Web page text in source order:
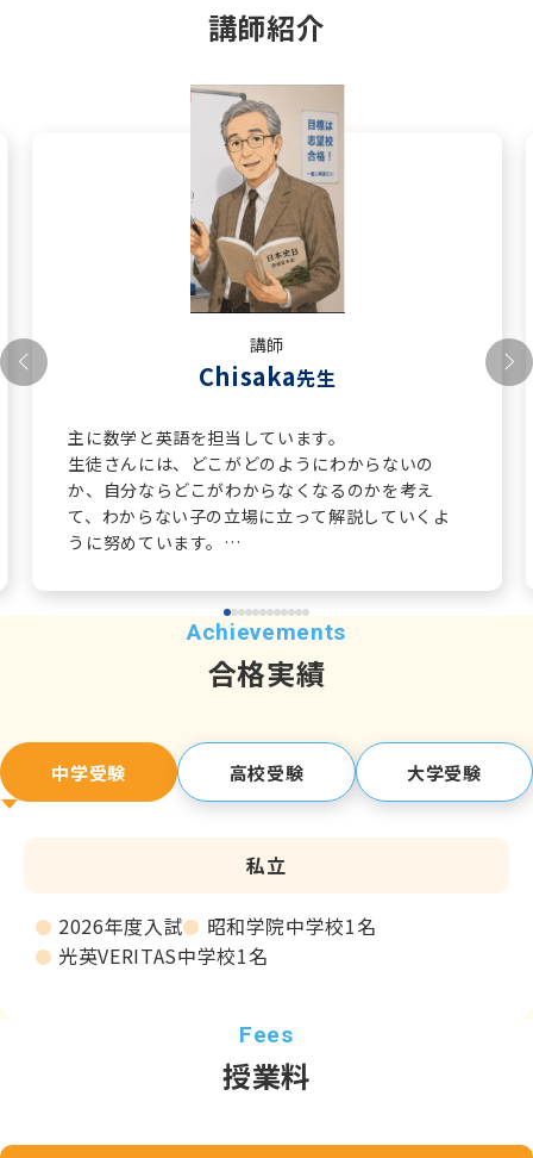
講師紹介
講師
Chisaka先生
主に数学と英語を担当しています。
生徒さんには、どこがどのようにわからないの
か、自分ならどこがわからなくなるのかを考え
て、わからない子の立場に立って解説していくよ
うに努めています。
て、わかるまで根気よく進めていきたいと考えて
自学自習が基本ですが、自学するためのコツが少
しでもわかることも意識して一緒に頑張っていき
合格実績
中学受験 高校受験 大学受験
私立
2026年度入試
昭和学院中学校1名
光英VERITAS中学校1名
授業料